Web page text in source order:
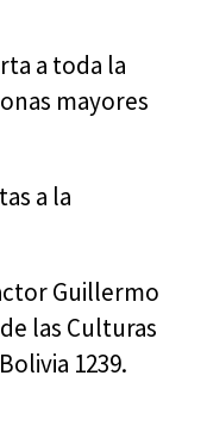
a toda la
mayores
a la
Guillermo
las Culturas
1239.